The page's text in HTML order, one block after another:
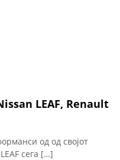
LEAF, Renault
од од својот
сега […]